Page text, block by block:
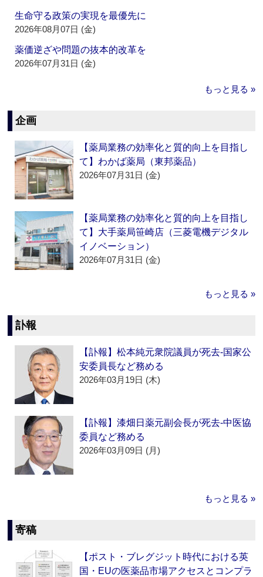
生命守る政策の実現を最優先に
2026年08月07日 (金)
薬価逆ざや問題の抜本的改革を
2026年07月31日 (金)
もっと見る »
企画
【薬局業務の効率化と質的向上を目指し
て】わかば薬局（東邦薬品）
2026年07月31日 (金)
【薬局業務の効率化と質的向上を目指し
て】大手薬局笹崎店（三菱電機デジタル
イノベーション）
2026年07月31日 (金)
もっと見る »
訃報
【訃報】松本純元衆院議員が死去‐国家公
安委員長など務める
2026年03月19日 (木)
【訃報】漆畑日薬元副会長が死去‐中医協
委員など務める
2026年03月09日 (月)
もっと見る »
寄稿
【ポスト・ブレグジット時代における英
国・EUの医薬品市場アクセスとコンプラ